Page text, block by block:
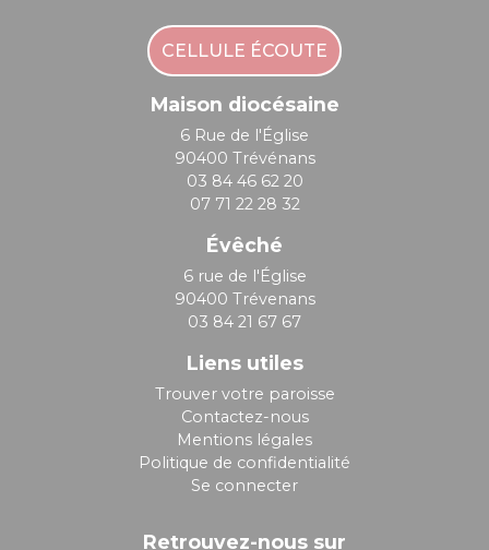
CELLULE ÉCOUTE
Maison diocésaine
6 Rue de l'Église
90400 Trévénans
03 84 46 62 20
07 71 22 28 32
Évêché
6 rue de l'Église
90400 Trévenans
03 84 21 67 67
Liens utiles
Trouver votre paroisse
Contactez-nous
Mentions légales
Politique de confidentialité
Se connecter
Retrouvez-nous sur